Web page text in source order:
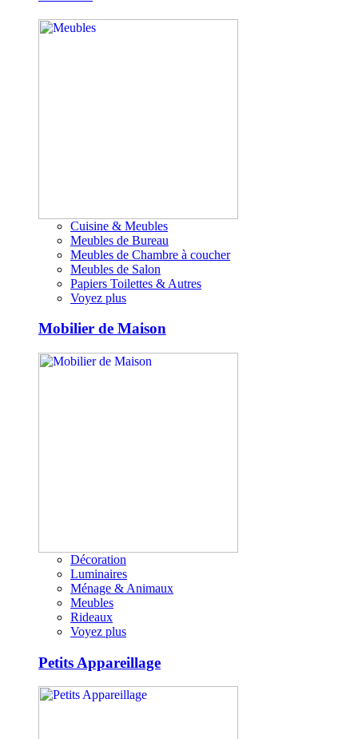
Cuisine & Meubles
Meubles de Bureau
Meubles de Chambre à coucher
Meubles de Salon
Papiers Toilettes & Autres
Voyez plus
Mobilier de Maison
Décoration
Luminaires
Ménage & Animaux
Meubles
Rideaux
Voyez plus
Petits Appareillage